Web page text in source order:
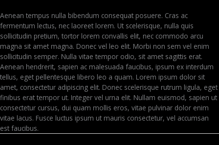
Aenean tempus nulla bibendum consequat posuere. Cras ac
fermentum lectus, nec laoreet lorem. Ut scelerisque, nulla quis
sollicitudin pretium, tortor lorem convallis elit, nec commodo arcu
magna sit amet magna. Donec vel leo elit. Morbi non sem vel enim
sollicitudin semper. Nulla vitae tempor odio, sit amet sagittis erat.
Aenean hendrerit, sapien ac malesuada faucibus, ipsum ex interdum
tellus, eget pellentesque libero leo a quam. Lorem ipsum dolor sit
amet, consectetur adipiscing elit. Donec scelerisque rutrum ligula, eget
finibus erat tempor ut. Integer vel urna elit. Nullam euismod, sapien ut
consectetur cursus, dui quam mollis eros, vitae pulvinar dolor enim
vitae lacus. Fusce luctus ipsum ut mauris consectetur, vel accumsan
est faucibus.